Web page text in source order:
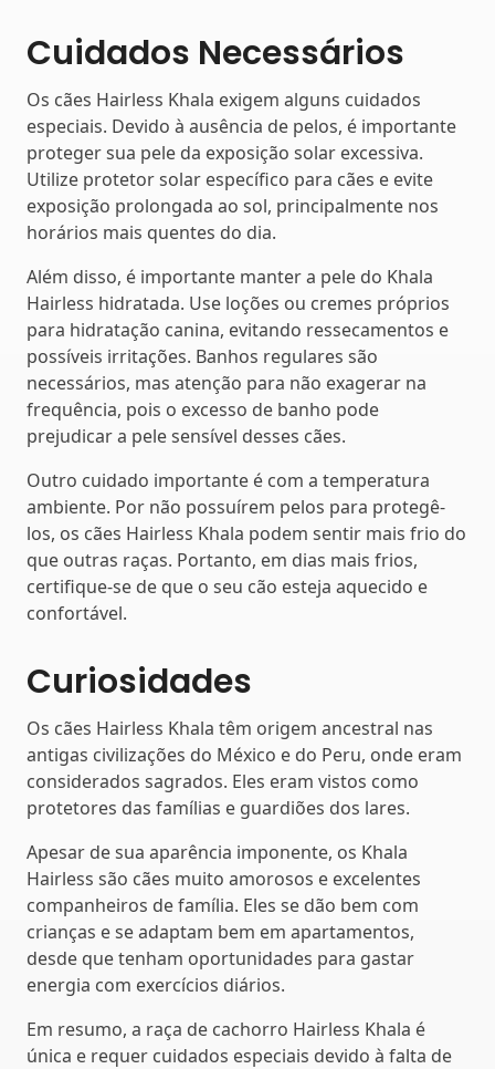
Cuidados Necessários
Os cães Hairless Khala exigem alguns cuidados
especiais. Devido à ausência de pelos, é importante
proteger sua pele da exposição solar excessiva.
Utilize protetor solar específico para cães e evite
exposição prolongada ao sol, principalmente nos
horários mais quentes do dia.
Além disso, é importante manter a pele do Khala
Hairless hidratada. Use loções ou cremes próprios
para hidratação canina, evitando ressecamentos e
possíveis irritações. Banhos regulares são
necessários, mas atenção para não exagerar na
frequência, pois o excesso de banho pode
prejudicar a pele sensível desses cães.
Outro cuidado importante é com a temperatura
ambiente. Por não possuírem pelos para protegê-
los, os cães Hairless Khala podem sentir mais frio do
que outras raças. Portanto, em dias mais frios,
certifique-se de que o seu cão esteja aquecido e
confortável.
Curiosidades
Os cães Hairless Khala têm origem ancestral nas
antigas civilizações do México e do Peru, onde eram
considerados sagrados. Eles eram vistos como
protetores das famílias e guardiões dos lares.
Apesar de sua aparência imponente, os Khala
Hairless são cães muito amorosos e excelentes
companheiros de família. Eles se dão bem com
crianças e se adaptam bem em apartamentos,
desde que tenham oportunidades para gastar
energia com exercícios diários.
Em resumo, a raça de cachorro Hairless Khala é
única e requer cuidados especiais devido à falta de